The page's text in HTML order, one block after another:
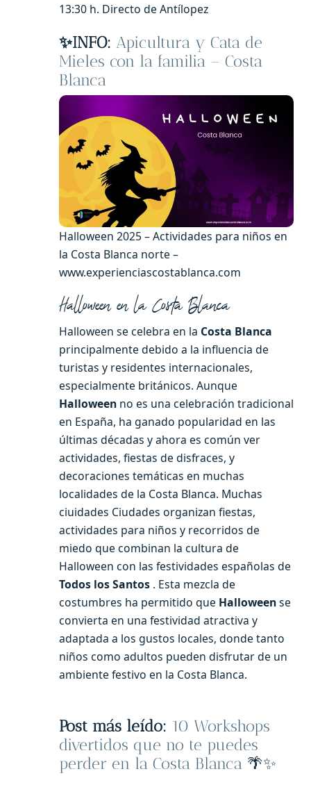
13:30 h. Directo de Antílopez
✨INFO: Apicultura y Cata de
Mieles con la familia – Costa
Blanca
Halloween 2025 – Actividades para niños en
la Costa Blanca norte –
www.experienciascostablanca.com
Halloween en la Costa Blanca
Halloween se celebra en la Costa Blanca
principalmente debido a la influencia de
turistas y residentes internacionales,
especialmente británicos. Aunque
Halloween no es una celebración tradicional
en España, ha ganado popularidad en las
últimas décadas y ahora es común ver
actividades, fiestas de disfraces, y
decoraciones temáticas en muchas
localidades de la Costa Blanca. Muchas
ciuidades Ciudades organizan fiestas,
actividades para niños y recorridos de
miedo que combinan la cultura de
Halloween con las festividades españolas de
Todos los Santos . Esta mezcla de
costumbres ha permitido que Halloweense
convierta en una festividad atractiva y
adaptada a los gustos locales, donde tanto
niños como adultos pueden disfrutar de un
ambiente festivo en la Costa Blanca.
Post más leído: 10 Workshops
divertidos que no te puedes
perder en la Costa Blanca 🌴✨